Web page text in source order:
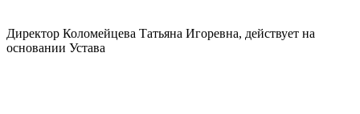
Директор Коломейцева Татьяна Игоревна, действует на
основании Устава